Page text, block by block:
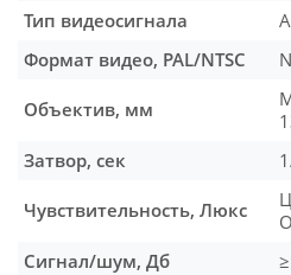
Тип видеосигнала
Формат видео, PAL/NTSC
Объектив, мм
Затвор, сек
Чувствительность, Люкс
Сигнал/шум, Дб